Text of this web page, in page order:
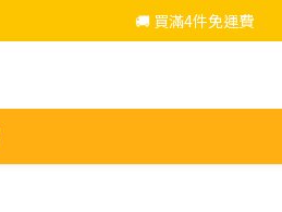
🚚 買滿4件免運費
🚚 買滿4件免運費
🚚 買滿4件免運費